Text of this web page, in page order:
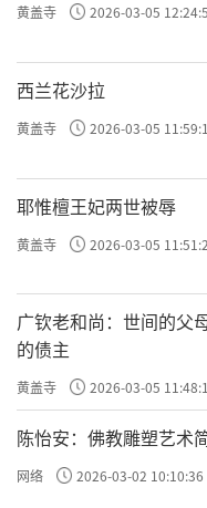
黄盖寺 2026-03-05
西兰花沙拉
黄盖寺 2026-03-05
耶惟檀王妃两世被辱
黄盖寺 2026-03-05
广钦老和尚：世间的父
的债主
黄盖寺 2026-03-05
陈怡安：佛教雕塑艺术
网络 2026-03-02 10:10:36